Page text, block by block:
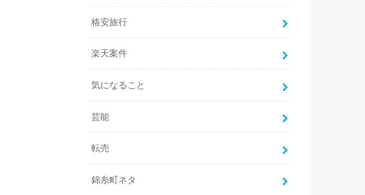
格安旅行
楽天案件
気になること
芸能
転売
錦糸町ネタ